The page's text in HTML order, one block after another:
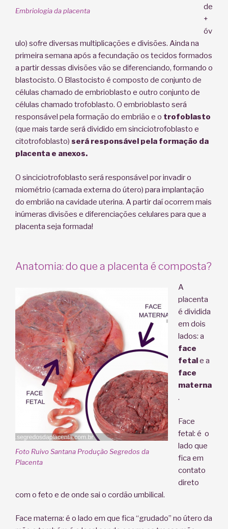
Embriologia da placenta
de
+
óv
ulo) sofre diversas multiplicações e divisões. Ainda na
primeira semana após a fecundação os tecidos formados
a partir dessas divisões vão se diferenciando, formando o
blastocisto. O Blastocisto é composto de conjunto de
células chamado de embrioblasto e outro conjunto de
células chamado trofoblasto. O embrioblasto será
responsável pela formação do embrião e o trofoblasto
(que mais tarde será dividido em sinciciotrofoblasto e
citotrofoblasto) será responsável pela formação da
placenta e anexos.
O sinciciotrofoblasto será responsável por invadir o
miométrio (camada externa do útero) para implantação
do embrião na cavidade uterina. A partir daí ocorrem mais
inúmeras divisões e diferenciações celulares para que a
placenta seja formada!
Anatomia: do que a placenta é composta?
Foto Ruivo Santana Produção Segredos da
Placenta
A
placenta
é dividida
em dois
lados: a
face
fetale a
face
materna
.
Face
fetal: é o
lado que
fica em
contato
direto
com o feto e de onde sai o cordão umbilical.
Face materna: é o lado em que fica “grudado” no útero da